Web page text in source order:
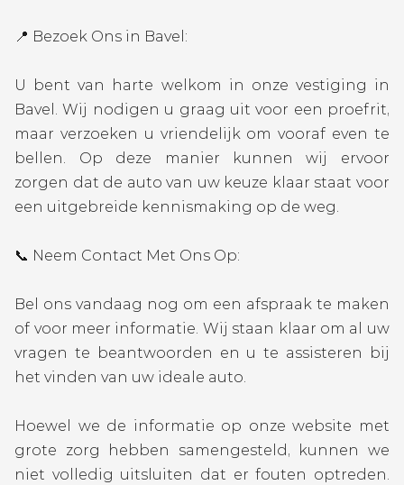
📍 Bezoek Ons in Bavel:
U bent van harte welkom in onze vestiging in
Bavel. Wij nodigen u graag uit voor een proefrit,
maar verzoeken u vriendelijk om vooraf even te
bellen. Op deze manier kunnen wij ervoor
zorgen dat de auto van uw keuze klaar staat voor
een uitgebreide kennismaking op de weg.
📞 Neem Contact Met Ons Op:
Bel ons vandaag nog om een afspraak te maken
of voor meer informatie. Wij staan klaar om al uw
vragen te beantwoorden en u te assisteren bij
het vinden van uw ideale auto.
Hoewel we de informatie op onze website met
grote zorg hebben samengesteld, kunnen we
niet volledig uitsluiten dat er fouten optreden.